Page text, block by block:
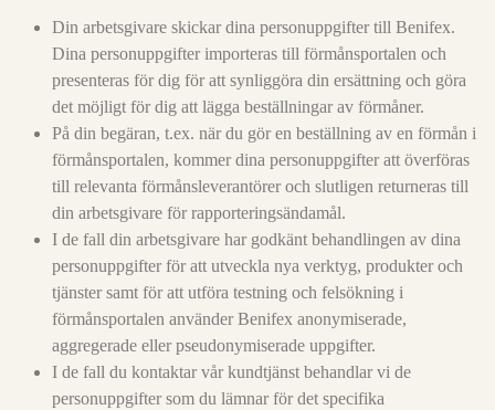
Din arbetsgivare skickar dina personuppgifter till Benifex.
Dina personuppgifter importeras till förmånsportalen och
presenteras för dig för att synliggöra din ersättning och göra
det möjligt för dig att lägga beställningar av förmåner.
På din begäran, t.ex. när du gör en beställning av en förmån i
förmånsportalen, kommer dina personuppgifter att överföras
till relevanta förmånsleverantörer och slutligen returneras till
din arbetsgivare för rapporteringsändamål.
I de fall din arbetsgivare har godkänt behandlingen av dina
personuppgifter för att utveckla nya verktyg, produkter och
tjänster samt för att utföra testning och felsökning i
förmånsportalen använder Benifex anonymiserade,
aggregerade eller pseudonymiserade uppgifter.
I de fall du kontaktar vår kundtjänst behandlar vi de
personuppgifter som du lämnar för det specifika